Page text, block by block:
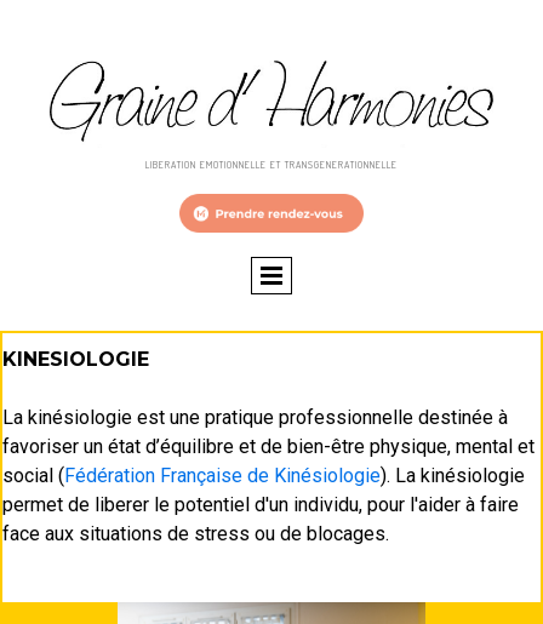
LIBERATION EMOTIONNELLE ET TRANSGENERATIONNELLE
KINESIOLOGIE
La kinésiologie est une pratique professionnelle destinée à
favoriser un état d’équilibre et de bien-être physique, mental et
social (Fédération Française de Kinésiologie). La kinésiologie
permet de liberer le potentiel d'un individu, pour l'aider à faire
face aux situations de stress ou de blocages.